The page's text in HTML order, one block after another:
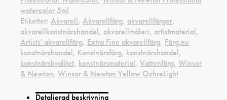
watercolor 5ml
Etiketter: Akvarell, Akvarellfärg, akvarellfärger,
akvarellkonstnärshandel, akvarellmåleri, artistmaterial,
Artists' akvarellfärg, Extra Fine akvarellfärg, Färg.nu
konstnärshandel, Konstnärsfärg, konstnärshandel,
konstnärskvalitet, konstnärsmaterial, Vattenfärg, Winsor
& Newton, Winsor & Newton Yellow OchreLight
Detaljerad beskrivning